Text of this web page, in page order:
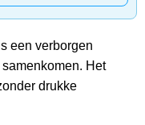
een verborgen
Het
drukke